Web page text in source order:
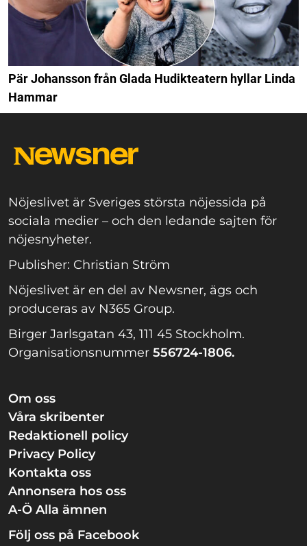
Pär Johansson från Glada Hudikteatern hyllar Linda
Hammar
Nöjeslivet är Sveriges största nöjessida på
sociala medier – och den ledande sajten för
nöjesnyheter.
Publisher: Christian Ström
Nöjeslivet är en del av Newsner, ägs och
produceras av N365 Group.
Birger Jarlsgatan 43, 111 45 Stockholm.
Organisationsnummer 556724-1806.
Om oss
Våra skribenter
Redaktionell policy
Privacy Policy
Kontakta oss
Annonsera hos oss
A-Ö Alla ämnen
Följ oss på Facebook